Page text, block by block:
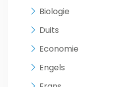
Biologie
Duits
Economie
Engels